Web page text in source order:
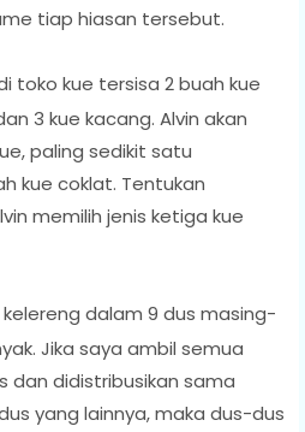
tiap hiasan tersebut.
toko kue tersisa 2 buah kue
3 kue kacang. Alvin akan
paling sedikit satu
kue coklat. Tentukan
memilih jenis ketiga kue
dalam 9 dus masing-
Jika saya ambil semua
dan didistribusikan sama
yang lainnya, maka dus-dus